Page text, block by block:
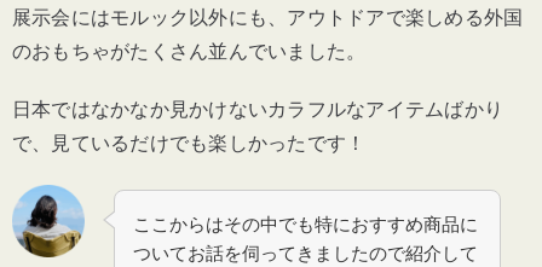
展示会にはモルック以外にも、アウトドアで楽しめる外国
のおもちゃがたくさん並んでいました。
日本ではなかなか見かけないカラフルなアイテムばかり
で、見ているだけでも楽しかったです！
ここからはその中でも特におすすめ商品に
ついてお話を伺ってきましたので紹介して